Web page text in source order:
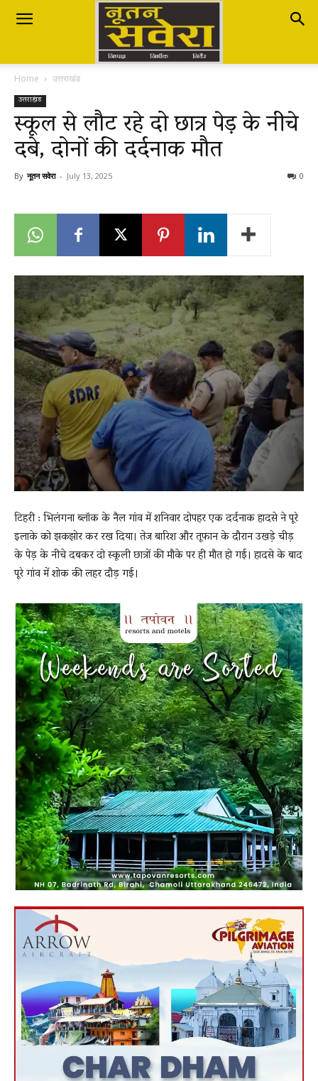
Nutan
Savera
नूतन
Breaking
News
LIVE
Home उत्तराखंड
उत्तराखंड
स्कूल से लौट रहे दो छात्र पेड़ के नीचे
दबे, दोनों की दर्दनाक मौत
By नूतन सवेरा - July 13, 2025 0
टिहरी : भिलंगना ब्लॉक के नैल गांव में शनिवार दोपहर एक दर्दनाक हादसे ने पूरे
इलाके को झकझोर कर रख दिया। तेज बारिश और तूफान के दौरान उखड़े चीड़
के पेड़ के नीचे दबकर दो स्कूली छात्रों की मौके पर ही मौत हो गई। हादसे के बाद
पूरे गांव में शोक की लहर दौड़ गई।